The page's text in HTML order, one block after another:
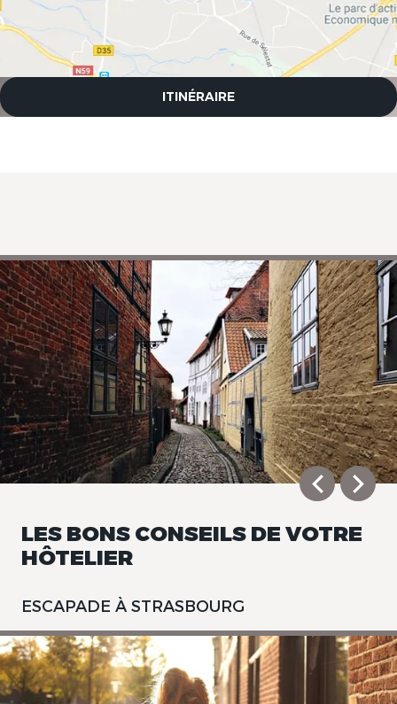
ITINÉRAIRE
LES BONS CONSEILS DE VOTRE
HÔTELIER
ESCAPADE À STRASBOURG